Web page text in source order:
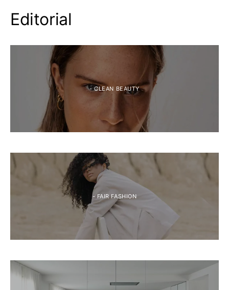
Editorial
- CLEAN BEAUTY
- FAIR FASHION